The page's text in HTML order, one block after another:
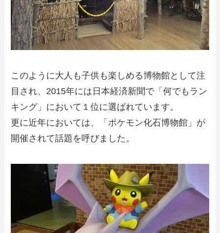
このように大人も子供も楽しめる博物館として注
目され、2015年には日本経済新聞で「何でもラン
キング」において１位に選ばれています。
更に近年においては、「ポケモン化石博物館」が
開催されて話題を呼びました。